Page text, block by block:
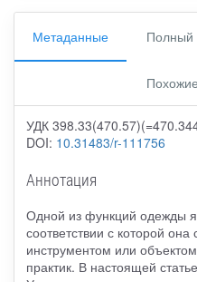
Метаданные Полный
УДК
DOI: 10.31483/r-111756
Аннотация
Одной из функций одежды
соответствии с которой
инструментом или
практик. В настоящей